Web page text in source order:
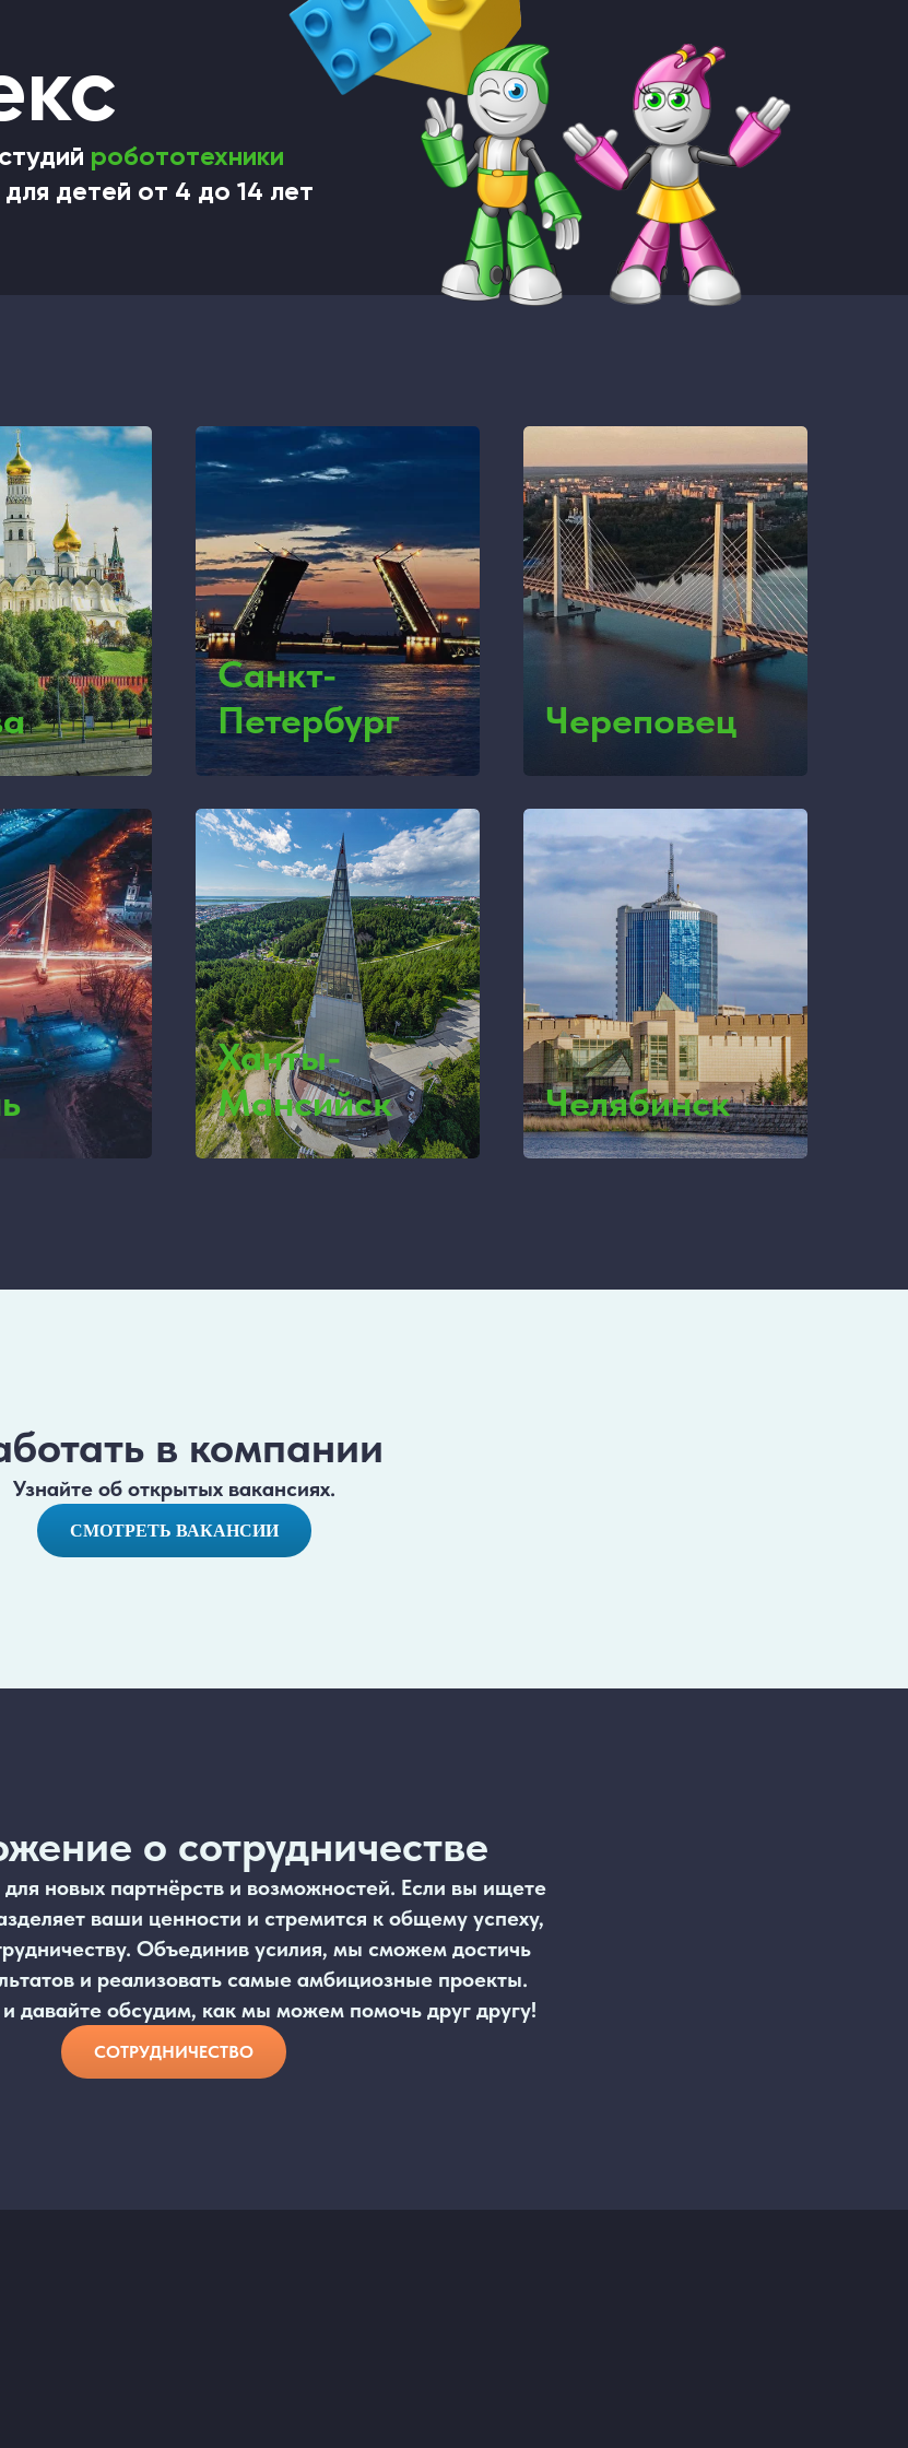
робототехники
для детей от 4 до 14 лет
Санкт-
Петербург
Череповец
Ханты-
Мансийск
Челябинск
в компании
Узнайте об открытых вакансиях.
СМОТРЕТЬ ВАКАНСИИ
о сотрудничестве
новых партнёрств и возможностей. Если вы ищете
ваши ценности и стремится к общему успеху,
Объединив усилия, мы сможем достичь
и реализовать самые амбициозные проекты.
давайте обсудим, как мы можем помочь друг другу!
СОТРУДНИЧЕСТВО